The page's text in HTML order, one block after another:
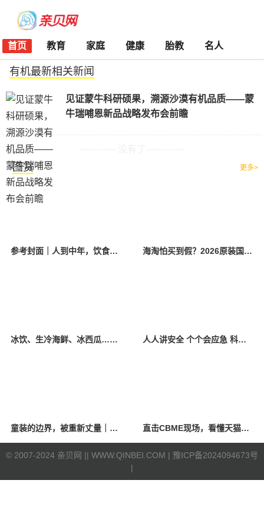
首页 教育 家庭 健康 胎教 名人
有机最新相关新闻
见证蒙牛科研硕果，溯源沙漠有机品质——蒙
牛瑞哺恩新品战略发布会前瞻
图赏 更多>
参考封面｜人到中年，饮食该如何调整？ 海淘怕买到假？2026原装国产羊奶粉靠谱的正规品牌有哪些？
冰饮、生冷海鲜、冰西瓜……泉州人夏季“标配”饮食极易引发胃肠炎 人人讲安全 个个会应急 科学应对防震避险
童装的边界，被重新丈量｜2026中国国际时装周·童话小镇圆满收官 直击CBME现场，看懂天猫母婴“造牌”逻辑
© 2007-2024 亲贝网 || WWW.QINBEI.COM | 豫ICP备2024094673号
|